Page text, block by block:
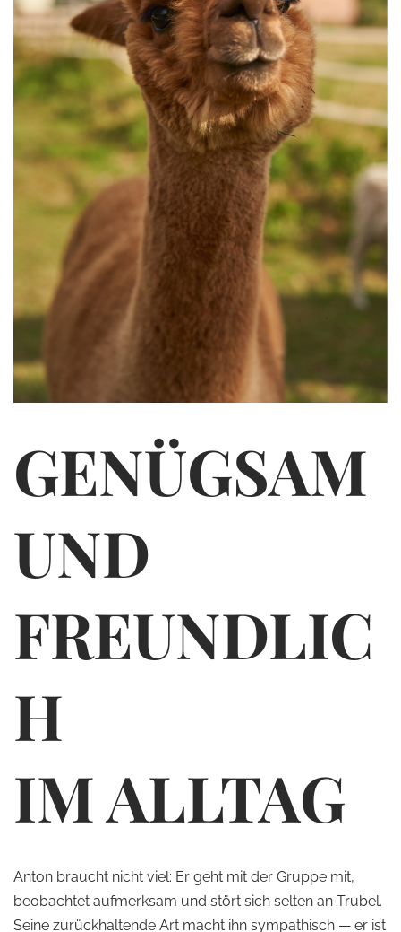
GENÜGSAM
UND
FREUNDLIC
H
IM ALLTAG
Anton braucht nicht viel: Er geht mit der Gruppe mit,
beobachtet aufmerksam und stört sich selten an Trubel.
Seine zurückhaltende Art macht ihn sympathisch — er ist